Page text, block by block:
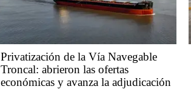
Privatización de la Vía Navegable
Troncal: abrieron las ofertas
económicas y avanza la adjudicación